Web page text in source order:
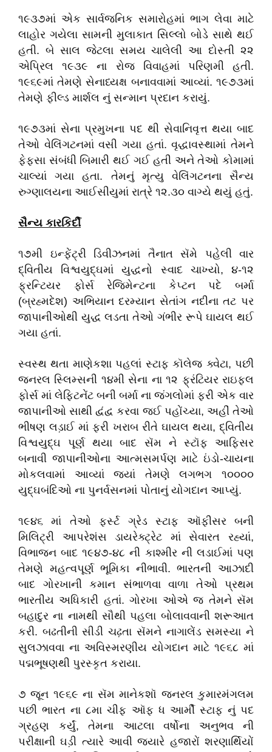
૧૯૩૭માં એક સાર્વજનિક સમારોહમાં ભાગ લેવા માટે
લાહોર ગયેલા સામની મુલાકાત સિલ્લો બોડે સાથે થઈ
હતી. બે સાલ જેટલા સમય ચાલેલી આ દોસ્તી ૨૨
એપ્રિલ ૧૯૩૯ ના રોજ વિવાહમાં પરિણમી હતી.
૧૯૬૯માં તેમણે સેનાધ્યક્ષ બનાવવામાં આવ્યાં. ૧૯૭૩માં
તેમણે ફીલ્ડ માર્શલ નું સન્માન પ્રદાન કરાયું.
૧૯૭૩માં સેના પ્રમુખના પદ થી સેવાનિવૃત્ત થયા બાદ
તેઓ વેલિંગટનમાં વસી ગયા હતાં. વૃદ્ધાવસ્થામાં તેમને
ફેફસા સંબંધી બિમારી થઈ ગઈ હતી અને તેઓ કોમામાં
ચાલ્યાં ગયા હતા. તેમનું મૃત્યુ વેલિંગટનના સૈન્ય
રુગ્ણાલયના આઈસીયુમાં રાત્રે ૧૨.૩૦ વાગ્યે થયું હતું.
સૈન્ય કારકિર્દી
૧૭મી ઇન્ફેંટ્રી ડિવીઝનમાં તૈનાત સૅમે પહેલી વાર
દ્વિતીય વિશ્વયુદ્ઘમાં યુદ્ધનો સ્વાદ ચાખ્યો, ૪-૧૨
ફ્રન્ટિયર ફોર્સ રેજિમેન્ટના કેપ્ટન પદે બર્મા
(બ્રહ્મદેશ) અભિયાન દરમ્યાન સેતાંગ નદીના તટ પર
જાપાનીઓથી યુદ્ધ લડતા તેઓ ગંભીર રૂપે ઘાયલ થઈ
ગયા હતાં.
સ્વસ્થ થતા માણેકશા પહલાં સ્ટાફ કૉલેજ ક્વેટા, પછી
જનરલ સ્લિમ્સની ૧૪મી સેના ના ૧૨ ફ્રંટિયર રાઇફલ
ફોર્સ માં લેફ્ટિનેંટ બની બર્મા ના જંગલોમાં ફરી એક વાર
જાપાનીઓ સાથી દ્વંદ્વ કરવા જઈ પહોંચ્યા, અહીં તેઓ
ભીષણ લડ઼ાઈ માં ફરી ખરાબ રીતે ઘાયલ થયા, દ્વિતીય
વિશ્વયુદ્ઘ પૂર્ણ થયા બાદ સૅમ ને સ્ટૉફ આફિસર
બનાવી જાપાનીઓના આત્મસમર્પણ માટે ઇંડો-ચાયના
મોકલવામાં આવ્યાં જ્યાં તેમણે લગભગ ૧૦૦૦૦
યુદ્ઘબંદિઓ ના પુનર્વસનમાં પોતાનું યોગદાન આપ્યું.
૧૯૪૬ માં તેઓ ફર્સ્ટ ગ્રેડ સ્ટાફ ઑફીસર બની
મિલિટ્રી આપરેશંસ ડાયરેક્ટ્રેટ માં સેવારત રહ્યાં,
વિભાજન બાદ ૧૯૪૭-૪૮ ની કાશ્મીર ની લડાઈમાં પણ
તેમણે મહત્વપૂર્ણ ભૂમિકા નીભાવી. ભારતની આઝાદી
બાદ ગોરખાની કમાન સંભાળવા વાળા તેઓ પ્રથમ
ભારતીય અધિકારી હતાં. ગોરખા ઓએ જ તેમને સૅમ
બહાદુર ના નામથી સૌથી પહલા બોલાવવાની શરૂઆત
કરી. બઢતીની સીડી ચઢ઼તા સૅમને નાગાલેંડ સમસ્યા ને
સુલઝાવવા ના અવિસ્મરણીય યોગદાન માટે ૧૯૬૮ માં
પદ્મભૂષણથી પુરસ્કૃત કરાયા.
૭ જૂન ૧૯૬૯ ના સૅમ માનેકશૉ જનરલ કુમારમંગલમ
પછી ભારત ના ૮મા ચીફ ઑફ ધ આર્મી સ્ટાફ નું પદ
ગ્રહણ કર્યું, તેમના આટલા વર્ષોના અનુભવ ની
પરીક્ષાની ઘડ઼ી ત્યારે આવી જ્યારે હજારોં શરણાર્થિયોં